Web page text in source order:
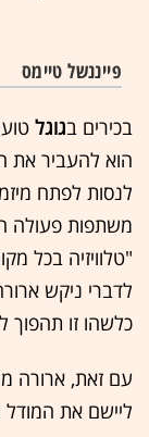
פייננשל טיימס
בכירים בגוגל
הוא להעביר את
לנסות לפתח
"טלוויזיה בכל
לדברי ניקש
כלשהו זו
עם זאת, ארורה
ליישם את